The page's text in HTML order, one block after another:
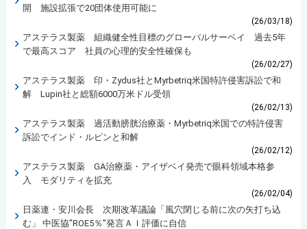
開 施設拡張で20団体使用可能に
(26/03/18)
アステラス製薬 組織健全性目標のグローバルサーベイ 過去5年
で最高スコア 社員の心理的安全性確保も
(26/02/27)
アステラス製薬 印・Zydus社とMyrbetriq米国特許侵害訴訟で和
解 Lupin社と総額6000万米ドル受領
(26/02/13)
アステラス製薬 過活動膀胱治療薬・Myrbetriq米国での特許侵害
訴訟でインド・ルピンと和解
(26/02/12)
アステラス製薬 GA治療薬・アイザベイ発売で眼科領域本格参
入 モダリティを拡充
(26/02/04)
日薬連・安川会長 次期改革議論「風穴閉じる前に次の矢打ち込
む」 中医協”ROE5％”発言ＡＩ評価に自信